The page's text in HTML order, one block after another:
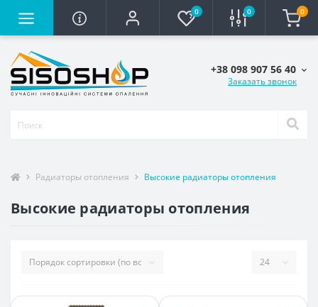
0 0 0
+38 098 907 56 40
Заказать звонок
Радиаторы отопления Высокие радиаторы отопления
Высокие радиаторы отопления